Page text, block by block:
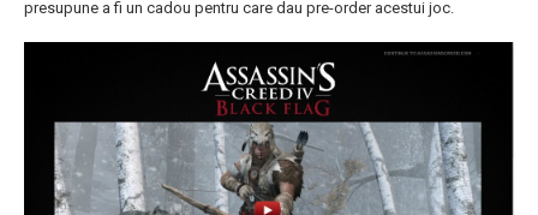
presupune a fi un cadou pentru care dau pre-order acestui joc.